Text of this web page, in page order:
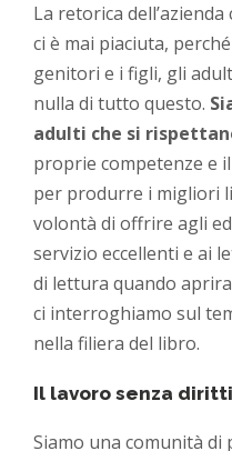
La retorica
ci è mai piaciuta,
genitori e i figli, gli
nulla di tutto questo.
adulti che si
proprie competenze e
per produrre i migliori
volontà di offrire agli
servizio eccellenti e ai
di lettura quando
ci interroghiamo sul
nella filiera del libro.
Il lavoro senza
Siamo una comunità